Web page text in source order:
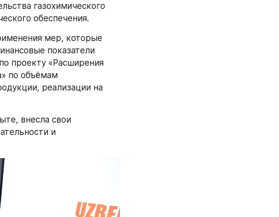
газохимического
обеспечения.
мер, которые
показатели
проекту «Расширения
по объёмам
реализации на
внесла свои
и